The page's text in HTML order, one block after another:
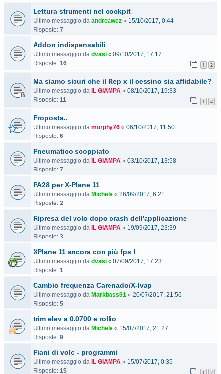
Lettura strumenti nel cockpit
Ultimo messaggio da andreawez « 15/10/2017, 0:44
Risposte: 7
Addon indispensabili
Ultimo messaggio da dvasi « 09/10/2017, 17:17
Risposte: 16 1 2
Ma siamo sicuri che il Rep x il cessino sia affidabile?
Ultimo messaggio da IL GIAMPA « 08/10/2017, 19:33
Risposte: 11 1 2
Proposta..
Ultimo messaggio da morphy76 « 06/10/2017, 11:50
Risposte: 6
Pneumatico scoppiato
Ultimo messaggio da IL GIAMPA « 03/10/2017, 13:58
Risposte: 7
PA28 per X-Plane 11
Ultimo messaggio da Michele « 26/09/2017, 6:21
Risposte: 2
Ripresa del volo dopo crash dell'applicazione
Ultimo messaggio da IL GIAMPA « 19/09/2017, 23:39
Risposte: 3
XPlane 11 ancora con più fps !
Ultimo messaggio da dvasi « 07/09/2017, 17:23
Risposte: 1
Cambio frequenza Carenado/X-Ivap
Ultimo messaggio da Markbass91 « 20/07/2017, 21:56
Risposte: 5
trim elev a 0.0700 e rollio
Ultimo messaggio da Michele « 15/07/2017, 21:27
Risposte: 9
Piani di volo - programmi
Ultimo messaggio da IL GIAMPA « 15/07/2017, 0:35
Risposte: 15 1 2